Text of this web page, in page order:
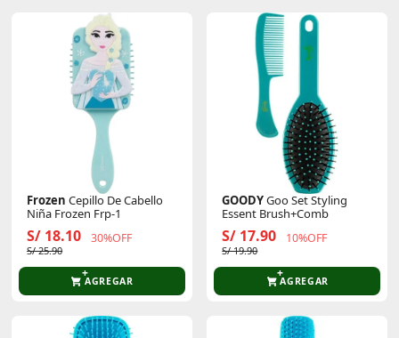
Frozen Cepillo De Cabello
Niña Frozen Frp-1
S/ 18.10 30%OFF
S/ 25.90
AGREGAR
GOODYGoo Set Styling
Essent Brush+comb
S/ 17.90 10%OFF
S/ 19.90
AGREGAR